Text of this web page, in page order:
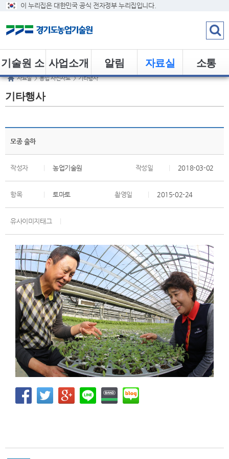
이 누리집은 대한민국 공식 전자정부 누리집입니다.
소통
자료실
알림
사업소개
기술원 소
개
자료실 > 농업 사진자료 > 기타행사
기타행사
모종 출하
작성자 농업기술원 작성일 2018-03-02
항목 토마토 촬영일 2015-02-24
유사이미지태그